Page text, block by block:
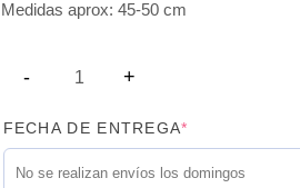
Medidas aprox: 45-50 cm
FECHA DE ENTREGA*